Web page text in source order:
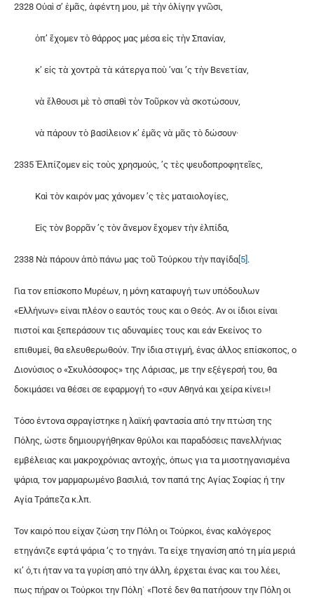
2328 Οὐαὶ σ’ ἐμᾶς, ἀ­φέν­τη μου, μὲ τὴν ὀ­λί­γην γνῶ­σι,
ὁ­π’ ἔ­χο­μεν τὸ θάρ­ρος μας μέ­σα εἰς τὴν Σπανί­αν,
κ’ εἰς τὰ χοντρὰ τὰ κάτεργα ποὺ ’ναι ’ς τὴν Βενετίαν,
νὰ ἔλ­θουσι μὲ τὸ σπαθὶ τὸν Τοῦρκον νὰ σκοτώσουν,
νὰ πά­ρουν τὸ βασίλειον κ’ ἐμᾶς νὰ μᾶς τὸ δώσουν·
2335 Ἐλ­πί­ζο­μεν εἰς τοὺς χρη­σμούς, ’ς τὲς ψευ­δο­προ­φη­τεῖ­ες,
Καὶ τὸν και­ρόν μας χά­νο­μεν ’ς τὲς μα­ται­ο­λο­γί­ες,
Εἰς τὸν βορ­ρᾶν ’ς τὸν ἄ­νε­μον ἔ­χο­μεν τὴν ἐλ­πί­δα,
2338 Νὰ πά­ρουν ἀ­πὸ πά­νω μας τοῦ Τούρ­κου τὴν πα­γί­δα[5].
Για τον επίσκοπο Μυρέων, η μόνη καταφυγή των υπόδουλων
«Ελλήνων» είναι πλέον ο εαυτός τους και ο Θεός. Αν οι ίδιοι είναι
πιστοί και ξεπεράσουν τις αδυναμίες τους και εάν Εκείνος το
επιθυμεί, θα ελευθερωθούν. Την ίδια στιγμή, ένας άλλος επίσκοπος, ο
Διονύσιος ο «Σκυλόσοφος» της Λάρισας, με την εξέγερσή του, θα
δοκιμάσει να θέσει σε εφαρμογή το «συν Αθηνά και χείρα κίνει»!
Τόσο έντονα σφραγίστηκε η λαϊκή φαντασία από την πτώση της
Πόλης, ώστε δημιουργήθηκαν θρύλοι και παραδόσεις πανελλήνιας
εμβέλειας και μακροχρόνιας αντοχής, όπως για τα μισοτηγανισμένα
ψάρια, τον μαρμαρωμένο βασιλιά, τον παπά της Αγίας Σοφίας ή την
Αγία Τράπεζα κ.λπ.
Τον καιρό που είχαν ζώση την Πόλη οι Τούρκοι, ένας καλόγερος
ετηγάνιζε εφτά ψάρια ‘ς το τηγάνι. Τα είχε τηγανίση από τη μία μεριά
κι’ ό,τι ήταν να τα γυρίση από την άλλη, έρχεται ένας και του λέει,
πως πήραν οι Τούρκοι την Πόλη˙ «Ποτέ δεν θα πατήσουν την Πόλη οι